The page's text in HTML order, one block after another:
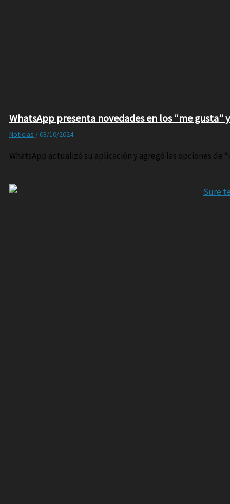
WhatsApp presenta novedades en los “me gusta”
Noticias / 08/10/2024
WhatsApp actualizó su aplicación y agregó las opciones